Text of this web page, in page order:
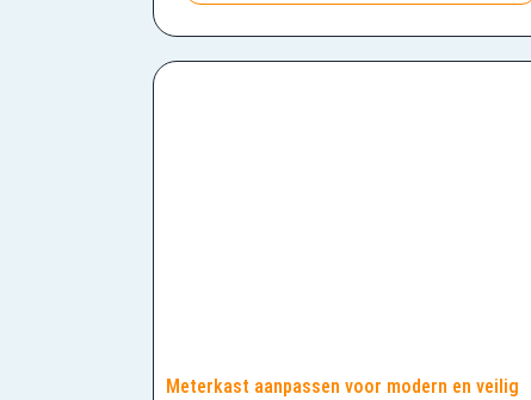
Meterkast aanpassen voor modern en veilig